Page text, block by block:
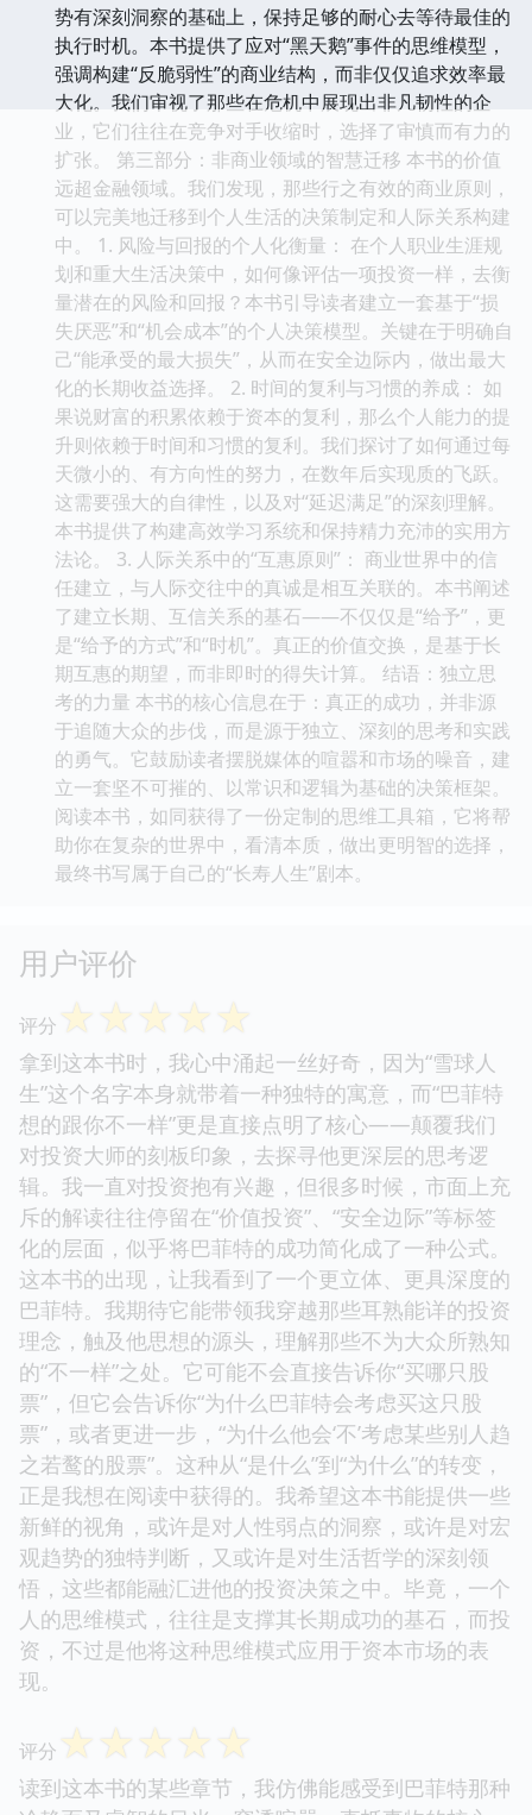
势有深刻洞察的基础上，保持足够的耐心去等待最佳的
执行时机。本书提供了应对“黑天鹅”事件的思维模型，
强调构建“反脆弱性”的商业结构，而非仅仅追求效率最
大化。我们审视了那些在危机中展现出非凡韧性的企
业，它们往往在竞争对手收缩时，选择了审慎而有力的
扩张。 第三部分：非商业领域的智慧迁移 本书的价值
远超金融领域。我们发现，那些行之有效的商业原则，
可以完美地迁移到个人生活的决策制定和人际关系构建
中。 1. 风险与回报的个人化衡量： 在个人职业生涯规
划和重大生活决策中，如何像评估一项投资一样，去衡
量潜在的风险和回报？本书引导读者建立一套基于“损
失厌恶”和“机会成本”的个人决策模型。关键在于明确自
己“能承受的最大损失”，从而在安全边际内，做出最大
化的长期收益选择。 2. 时间的复利与习惯的养成： 如
果说财富的积累依赖于资本的复利，那么个人能力的提
升则依赖于时间和习惯的复利。我们探讨了如何通过每
天微小的、有方向性的努力，在数年后实现质的飞跃。
这需要强大的自律性，以及对“延迟满足”的深刻理解。
本书提供了构建高效学习系统和保持精力充沛的实用方
法论。 3. 人际关系中的“互惠原则”： 商业世界中的信
任建立，与人际交往中的真诚是相互关联的。本书阐述
了建立长期、互信关系的基石——不仅仅是“给予”，更
是“给予的方式”和“时机”。真正的价值交换，是基于长
期互惠的期望，而非即时的得失计算。 结语：独立思
考的力量 本书的核心信息在于：真正的成功，并非源
于追随大众的步伐，而是源于独立、深刻的思考和实践
的勇气。它鼓励读者摆脱媒体的喧嚣和市场的噪音，建
立一套坚不可摧的、以常识和逻辑为基础的决策框架。
阅读本书，如同获得了一份定制的思维工具箱，它将帮
助你在复杂的世界中，看清本质，做出更明智的选择，
最终书写属于自己的“长寿人生”剧本。
用户评价
评分 ☆☆☆☆☆
拿到这本书时，我心中涌起一丝好奇，因为“雪球人
生”这个名字本身就带着一种独特的寓意，而“巴菲特
想的跟你不一样”更是直接点明了核心——颠覆我们
对投资大师的刻板印象，去探寻他更深层的思考逻
辑。我一直对投资抱有兴趣，但很多时候，市面上充
斥的解读往往停留在“价值投资”、“安全边际”等标签
化的层面，似乎将巴菲特的成功简化成了一种公式。
这本书的出现，让我看到了一个更立体、更具深度的
巴菲特。我期待它能带领我穿越那些耳熟能详的投资
理念，触及他思想的源头，理解那些不为大众所熟知
的“不一样”之处。它可能不会直接告诉你“买哪只股
票”，但它会告诉你“为什么巴菲特会考虑买这只股
票”，或者更进一步，“为什么他会‘不’考虑某些别人趋
之若鹜的股票”。这种从“是什么”到“为什么”的转变，
正是我想在阅读中获得的。我希望这本书能提供一些
新鲜的视角，或许是对人性弱点的洞察，或许是对宏
观趋势的独特判断，又或许是对生活哲学的深刻领
悟，这些都能融汇进他的投资决策之中。毕竟，一个
人的思维模式，往往是支撑其长期成功的基石，而投
资，不过是他将这种思维模式应用于资本市场的表
现。
评分 ☆☆☆☆☆
读到这本书的某些章节，我仿佛能感受到巴菲特那种